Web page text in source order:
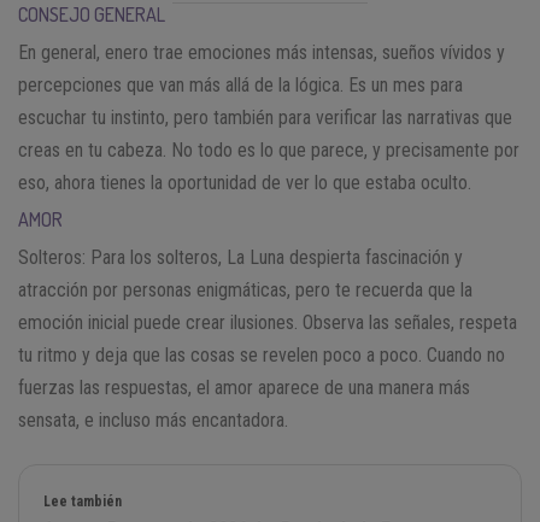
CONSEJO GENERAL
En general, enero trae emociones más intensas, sueños vívidos y
percepciones que van más allá de la lógica. Es un mes para
escuchar tu instinto, pero también para verificar las narrativas que
creas en tu cabeza. No todo es lo que parece, y precisamente por
eso, ahora tienes la oportunidad de ver lo que estaba oculto.
AMOR
Solteros: Para los solteros, La Luna despierta fascinación y
atracción por personas enigmáticas, pero te recuerda que la
emoción inicial puede crear ilusiones. Observa las señales, respeta
tu ritmo y deja que las cosas se revelen poco a poco. Cuando no
fuerzas las respuestas, el amor aparece de una manera más
sensata, e incluso más encantadora.
Lee también